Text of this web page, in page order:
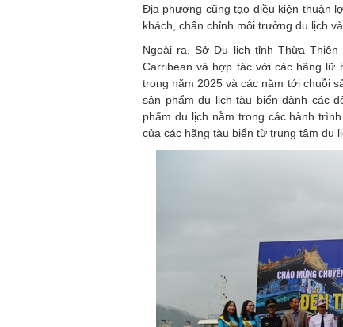
Địa phương cũng tạo điều kiện thuận
khách, chấn chỉnh môi trường du lịch
Ngoài ra, Sở Du lịch tỉnh Thừa
Carribean và hợp tác với các hãng lữ
trong năm 2025 và các năm tới chuỗi
sản phẩm du lịch tàu biển dành các
phẩm du lịch nằm trong các hành
của các hãng tàu biển từ trung tâm du